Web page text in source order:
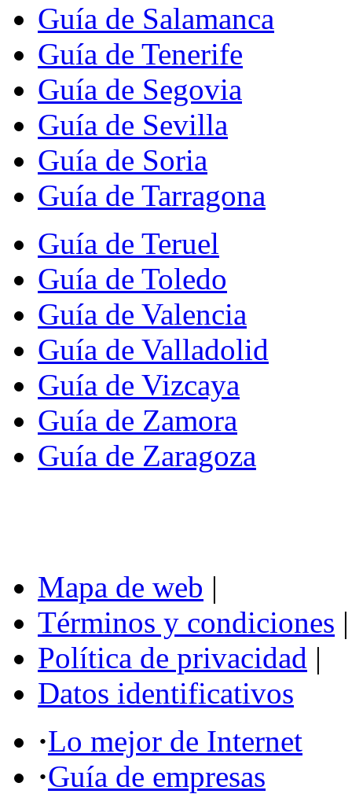
Guía de Salamanca
Guía de Tenerife
Guía de Segovia
Guía de Sevilla
Guía de Soria
Guía de Tarragona
Guía de Teruel
Guía de Toledo
Guía de Valencia
Guía de Valladolid
Guía de Vizcaya
Guía de Zamora
Guía de Zaragoza
Mapa de web |
Términos y condiciones |
Política de privacidad |
Datos identificativos
·Lo mejor de Internet
·Guía de empresas